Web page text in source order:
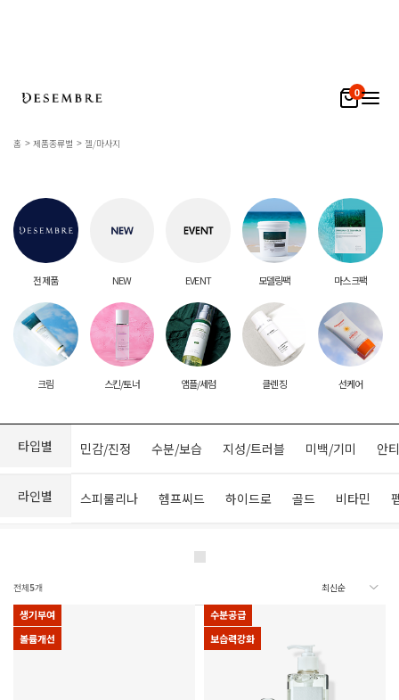
0
홈 제품종류별 젤/마사지
전 제품 NEW EVENT 모델링팩 마스크팩
크림 스킨/토너 앰플/세럼 클렌징 선케어
타입별 민감/진정 수분/보습 지성/트러블 미백/기미 안
라인별 스피룰리나 헴프씨드 하이드로 골드 비타민
전체5개
생기부여
볼륨개선
수분공급
보습력강화